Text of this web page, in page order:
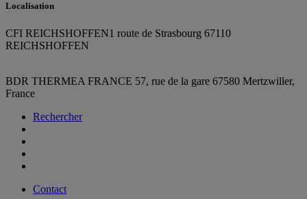
Localisation
CFI REICHSHOFFEN1 route de Strasbourg 67110
REICHSHOFFEN
BDR THERMEA FRANCE 57, rue de la gare 67580 Mertzwiller,
France
Rechercher
Contact